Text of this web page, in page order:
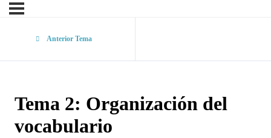
Anterior Tema
Tema 2: Organización del
vocabulario